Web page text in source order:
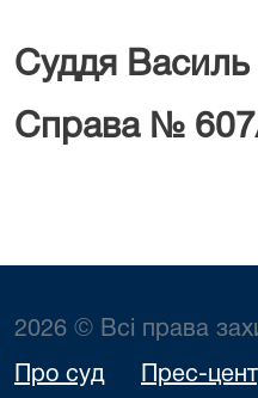
Суддя
Справа №
2026 © Всі права
Про суд Прес-